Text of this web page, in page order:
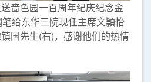
啬色园一百周年纪庆纪念金
给东华三院现任主席文頴怡
国先生(右)，感谢他们的热情